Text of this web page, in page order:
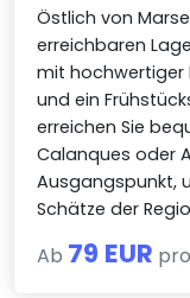
Östlich von
erreichbaren
mit hochwertiger
und ein
erreichen Sie
Calanques oder
Ausgangspunkt,
Schätze der
Ab 79 EUR